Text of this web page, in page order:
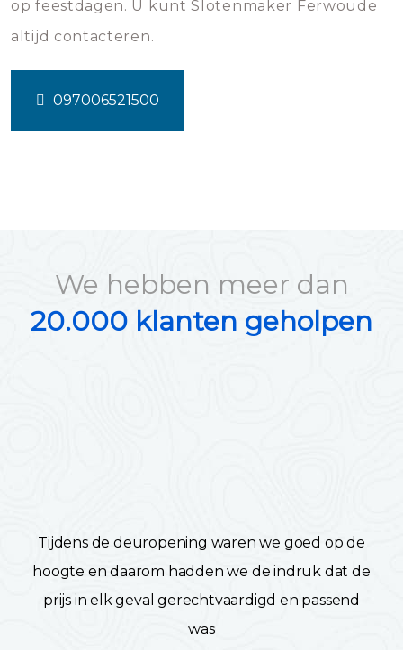
op feestdagen. U kunt Slotenmaker Ferwoude
altijd contacteren.
097006521500
We hebben meer dan
20.000 klanten geholpen
Tijdens de deuropening waren we goed op de
hoogte en daarom hadden we de indruk dat de
prijs in elk geval gerechtvaardigd en passend
was